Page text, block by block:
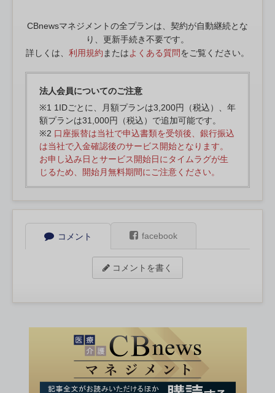
CBnewsマネジメントの全プランは、契約が自動継続とな
り、更新手続き不要です。
詳しくは、 利用規約 またはよくある質問をご覧ください。
法人会員についてのご注意
※1 1IDごとに、月額プランは3,200円（税込）、年
額プランは31,000円（税込）で追加可能です。
※2 口座振替は当社で申込書類を受領後、銀行振込
は当社で入金確認後のサービス開始となります。
お申し込み日とサービス開始日にタイムラグが生
じるため、開始月無料期間にご注意ください。
コメント facebook
コメントを書く